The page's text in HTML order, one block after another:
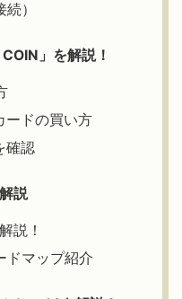
）
」を解説！
ードの買い方
確認
説
説！
ドマップ紹介